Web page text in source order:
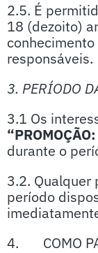
2.5. É
18 (dezoito)
responsáveis.
3. PERÍODO
3.1 Os
durante o
3.2. Qualquer
período
4. COMO